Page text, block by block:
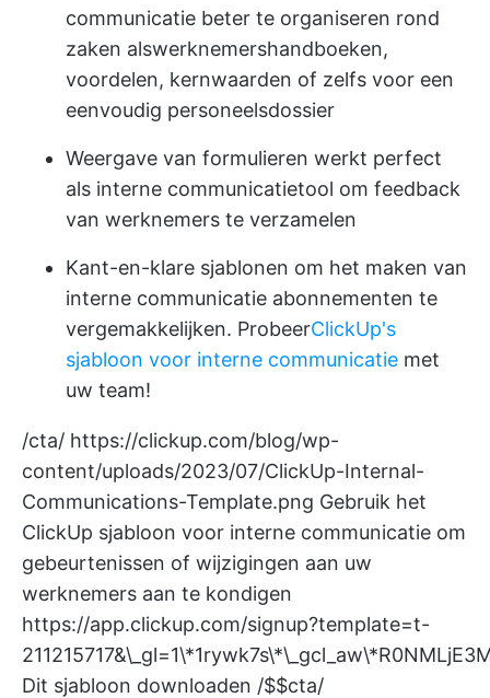
communicatie beter te organiseren rond
zaken alswerknemershandboeken,
voordelen, kernwaarden of zelfs voor een
eenvoudig personeelsdossier
Weergave van formulieren werkt perfect
als interne communicatietool om feedback
van werknemers te verzamelen
Kant-en-klare sjablonen om het maken van
interne communicatie abonnementen te
vergemakkelijken. ProbeerClickUp's
sjabloon voor interne communicatie met
uw team!
/cta/ https://clickup.com/blog/wp-
content/uploads/2023/07/ClickUp-Internal-
Communications-Template.png Gebruik het
ClickUp sjabloon voor interne communicatie om
gebeurtenissen of wijzigingen aan uw
werknemers aan te kondigen
https://app.clickup.com/signup?template=t-
Dit sjabloon downloaden /$$cta/